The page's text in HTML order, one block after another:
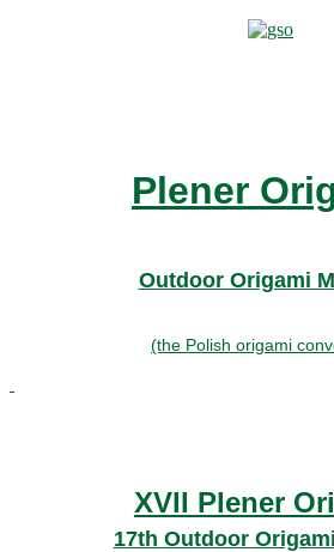
Plener
Outdoor Origami
(the Polish origami
XVII Plener
17th Outdoor